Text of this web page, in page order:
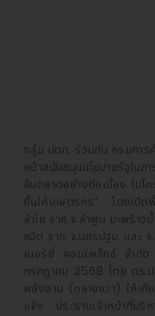
กลุ่ม ปตท. ร่วมกับ กรมการ
หน้าสนับสนุนนโยบายรัฐในก
ล้นตลาดอย่างต่อเนื่อง ใน
ยิ้มให้เกษตรกร” โดยเปิ
ลำไย จาก จ.ลำพูน มะพร้าว
ชนิด จาก จ.นครปฐม และ
เนอร์ยี่ คอมเพล็กซ์ จำ
กรกฎาคม 2568 โดย ดร.ป
พลังงาน (กลางขวา) ให้เ
แจ้ง ประธานเจ้าหน้าที่บ